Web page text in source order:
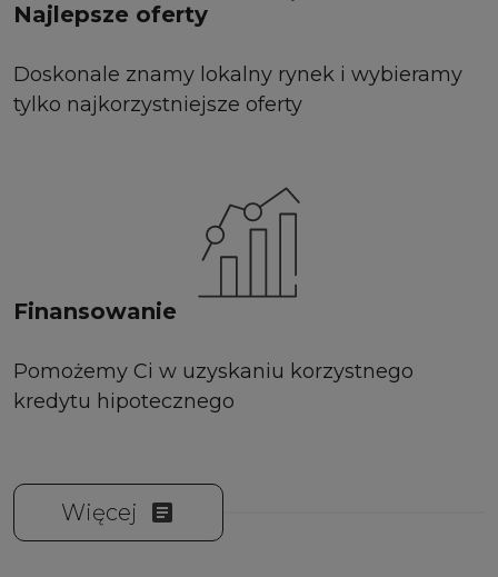
Najlepsze oferty
Doskonale znamy lokalny rynek i wybieramy
tylko najkorzystniejsze oferty
Finansowanie
Pomożemy Ci w uzyskaniu korzystnego
kredytu hipotecznego
Więcej article